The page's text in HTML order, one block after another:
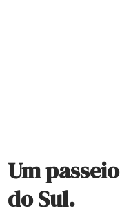
Um
do Sul.